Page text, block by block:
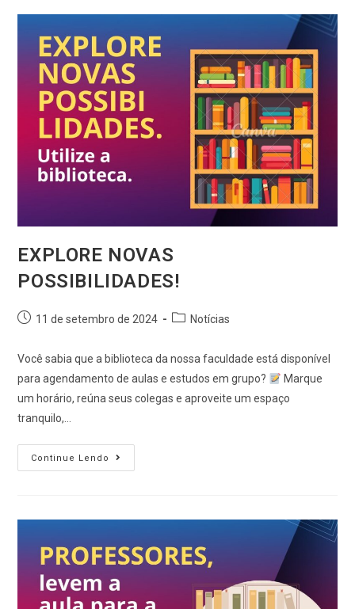
EXPLORE NOVAS
POSSIBILIDADES!
11 de setembro de 2024 Notícias
Você sabia que a biblioteca da nossa faculdade está disponível
para agendamento de aulas e estudos em grupo?
Marque
um horário, reúna seus colegas e aproveite um espaço
tranquilo,…
Continue Lendo